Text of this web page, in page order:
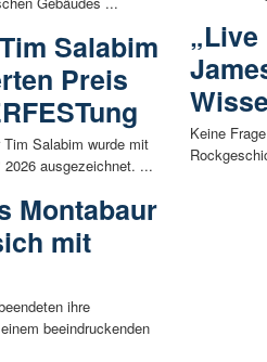
Salabim
Preis
Tim Salabim wurde mit
ausgezeichnet. ...
Montabaur
mit
ihre
beeindruckenden
Keine